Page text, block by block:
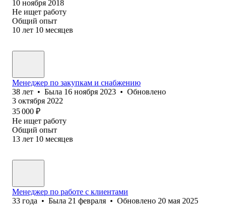
10 ноября 2018
Не ищет работу
Общий опыт
10 лет 10 месяцев
Менеджер по закупкам и снабжению
38 лет • Была 16 ноября 2023 • Обновлено
3 октября 2022
35 000 ₽
Не ищет работу
Общий опыт
13 лет 10 месяцев
Менеджер по работе с клиентами
33 года • Была 21 февраля • Обновлено 20 мая 2025